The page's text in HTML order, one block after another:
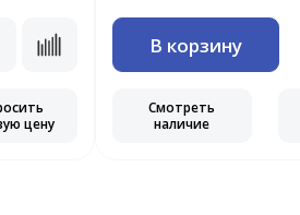
цену
В корзину
Смотреть
наличие